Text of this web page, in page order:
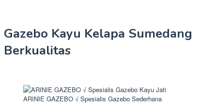
Gazebo Kayu Kelapa Sumedang
Berkualitas
ARINIE GAZEBO √ Spesialis Gazebo Sederhana